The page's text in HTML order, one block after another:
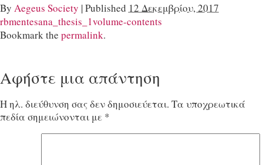
By Aegeus Society |Published 12 Δεκεμβρίου, 2017
rbmentesana_thesis_1volume-contents
Bookmark the permalink.
Αφήστε μια απάντηση
Η ηλ. διεύθυνση σας δεν δημοσιεύεται. Τα υποχρεωτικά
πεδία σημειώνονται με *